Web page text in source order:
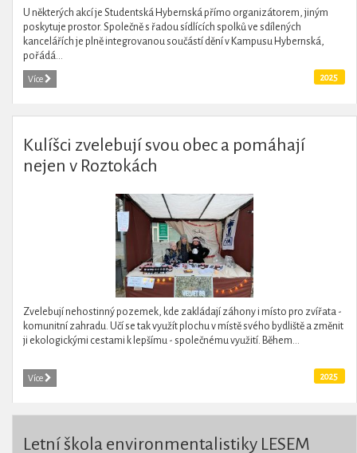
U některých akcí je Studentská Hybernská přímo organizátorem, jiným
poskytuje prostor. Společně s řadou sídlících spolků ve sdílených
kancelářích je plně integrovanou součástí dění v Kampusu Hybernská,
pořádá...
Více 2025
Kulíšci zvelebují svou obec a pomáhají
nejen v Roztokách
Zvelebují nehostinný pozemek, kde zakládají záhony i místo pro zvířata -
komunitní zahradu. Učí se tak využít plochu v místě svého bydliště a změnit
ji ekologickými cestami k lepšímu - společnému využití. Během...
Více 2025
Letní škola environmentalistiky LESEM